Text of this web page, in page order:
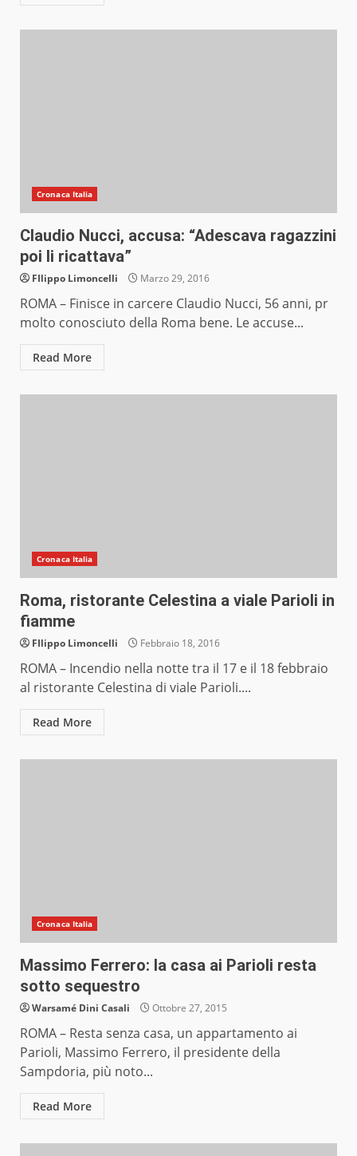
Cronaca Italia
Claudio Nucci, accusa: “Adescava ragazzini
poi li ricattava”
FIlippo Limoncelli Marzo 29, 2016
ROMA – Finisce in carcere Claudio Nucci, 56 anni, pr
molto conosciuto della Roma bene. Le accuse...
Read More
Cronaca Italia
Roma, ristorante Celestina a viale Parioli in
fiamme
FIlippo Limoncelli Febbraio 18, 2016
ROMA – Incendio nella notte tra il 17 e il 18 febbraio
al ristorante Celestina di viale Parioli....
Read More
Cronaca Italia
Massimo Ferrero: la casa ai Parioli resta
sotto sequestro
Warsamé Dini Casali Ottobre 27, 2015
ROMA – Resta senza casa, un appartamento ai
Parioli, Massimo Ferrero, il presidente della
Sampdoria, più noto...
Read More